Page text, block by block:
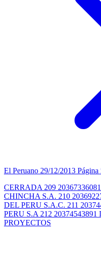
El Peruano 29/12/2013 Página
CERRADA 209
CHINCHA S.A. 210
DEL PERU S.A.C. 211
PERU S.A 212
PROYECTOS